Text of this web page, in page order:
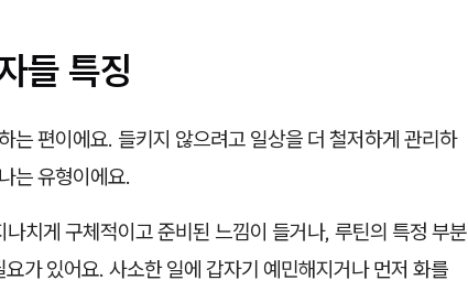
들 특징
는 편이에요. 들키지 않으려고 일상을 더 철저하게 관리하
는 유형이에요.
치게 구체적이고 준비된 느낌이 들거나, 루틴의 특정 부분
가 있어요. 사소한 일에 갑자기 예민해지거나 먼저 화를